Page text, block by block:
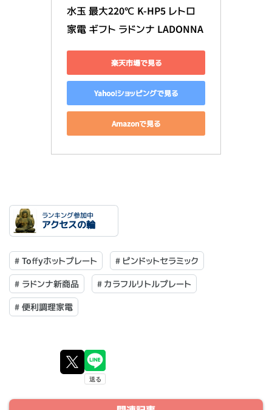
水玉 最大220℃ K-HP5 レトロ
家電 ギフト ラドンナ LADONNA
楽天市場で見る
Yahoo!ショッピングで見る
Amazonで見る
ランキング参加中
アクセスの輪
# Toffyホットプレート # ピンドットセラミック
# ラドンナ新商品 # カラフルリトルプレート
# 便利調理家電